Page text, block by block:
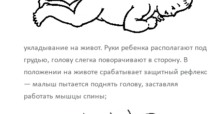
укладывание на живот. Руки ребенка располагают под
грудью, голову слегка поворачивают в сторону. В
положении на животе срабатывает защитный рефлекс
— малыш пытается поднять голову, заставляя
работать мышцы спины;